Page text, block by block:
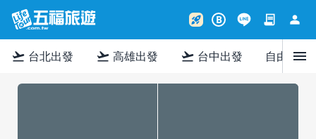
rocket_launch B contract person
flight_takeoff 台北出發 flight_takeoff 高雄出發 flight_takeoff 台中出發 自由行menu